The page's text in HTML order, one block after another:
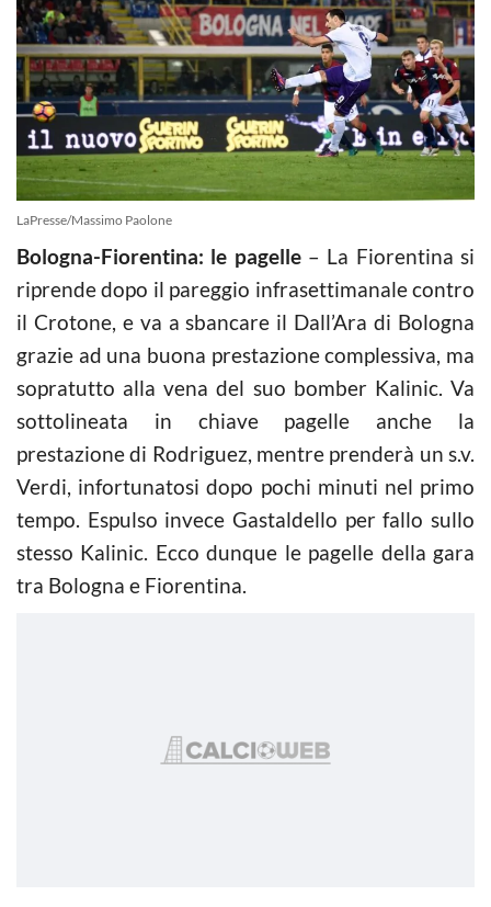
LaPresse/Massimo Paolone
Bologna-Fiorentina: le pagelle– La Fiorentina si
riprende dopo il pareggio infrasettimanale contro
il Crotone, e va a sbancare il Dall’Ara di Bologna
grazie ad una buona prestazione complessiva, ma
sopratutto alla vena del suo bomber Kalinic. Va
sottolineata in chiave pagelle anche la
prestazione di Rodriguez, mentre prenderà un s.v.
Verdi, infortunatosi dopo pochi minuti nel primo
tempo. Espulso invece Gastaldello per fallo sullo
stesso Kalinic. Ecco dunque le pagelle della gara
tra Bologna e Fiorentina.